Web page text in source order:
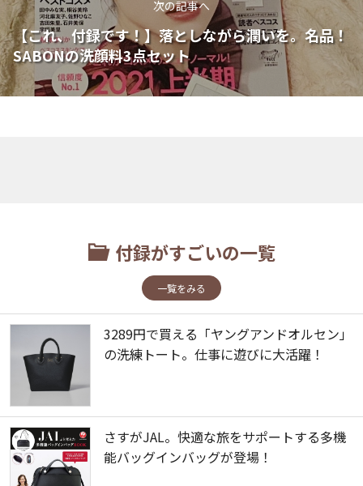
次の記事へ
【これ、付録です！】落としながら潤いを。名品！
SABONの洗顔料3点セット
付録がすごいの一覧
一覧をみる
3289円で買える「ヤングアンドオルセン」
の洗練トート。仕事に遊びに大活躍！
さすがJAL。快適な旅をサポートする多機
能バッグインバッグが登場！